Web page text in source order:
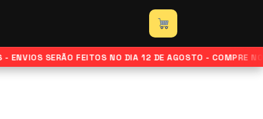
SERÃO FEITOS NO DIA 12 DE AGOSTO - COMPRE